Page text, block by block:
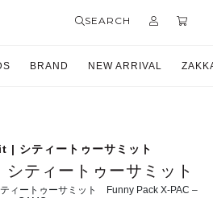
SEARCH
BRAND NEW ARRIVAL
シティートゥーサミット
ティートゥーサミット
ティートゥーサミット Funny Pack X-PAC –